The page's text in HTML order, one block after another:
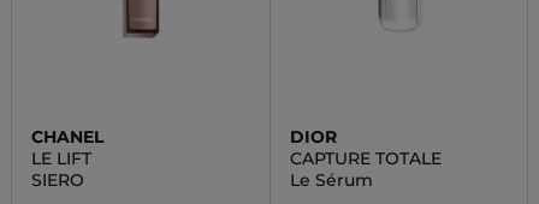
CHANEL
LE LIFT
SIERO
DIOR
CAPTURE TOTALE
Le Sérum